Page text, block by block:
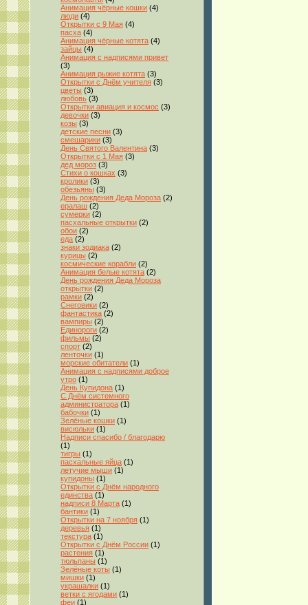
Анимация чёрные кошки (4)
люди (4)
Открытки с 9 Мая (4)
пасха (4)
Анимация чёрные котята (4)
зайцы (4)
Анимация с надписями привет
(3)
Анимация рыжие котята (3)
Открытки с Днём учителя (3)
цветы (3)
любовь (3)
Открытки авиация и космос (3)
девочки (3)
козы (3)
детские песни (3)
смешарики (3)
День Святого Валентина (3)
Открытки с 1 Мая (3)
дед мороз (3)
Стихи о кошках (3)
кролики (3)
обезьяны (3)
День рождения Деда Мороза (2)
ералаш (2)
сумерки (2)
пасхальные открытки (2)
обои (2)
еда (2)
знаки зодиака (2)
курицы (2)
космические корабли (2)
Анимация белые котята (2)
День рождения Деда Мороза
открытки (2)
рамки (2)
Снеговики (2)
фантастика (2)
вампиры (2)
Единороги (2)
фильмы (2)
спорт (2)
ленточки (1)
морские обитатели (1)
Анимация с надписями доброе
утро (1)
День Купидона (1)
С Днём системного
администратора (1)
бабочки (1)
Зелёные кошки (1)
висюльки (1)
Надписи спасибо / благодарю
(1)
тигры (1)
пасхальные яйца (1)
летучие мыши (1)
купидоны (1)
Открытки с Днём народного
единства (1)
надписи 8 Марта (1)
бантики (1)
Открытки на 7 ноября (1)
деревья (1)
текстура (1)
Открытки с Днём России (1)
растения (1)
тюльпаны (1)
Зелёные коты (1)
мишки (1)
украшалки (1)
ветки с ягодами (1)
феи (1)